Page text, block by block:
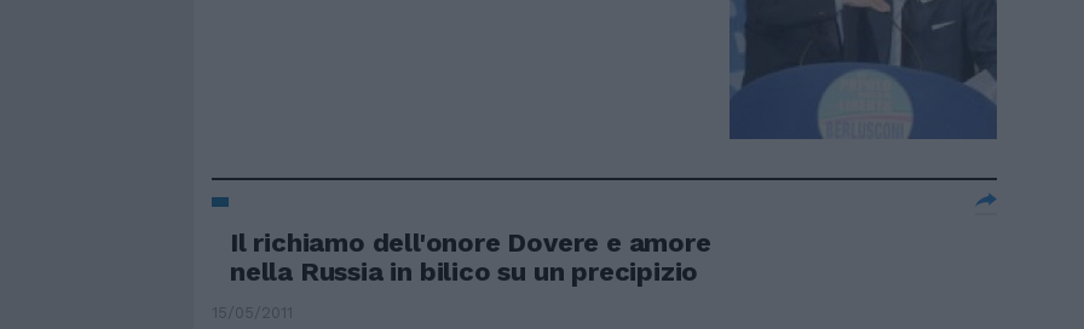
Il richiamo dell'onore Dovere e amore
nella Russia in bilico su un precipizio
15/05/2011